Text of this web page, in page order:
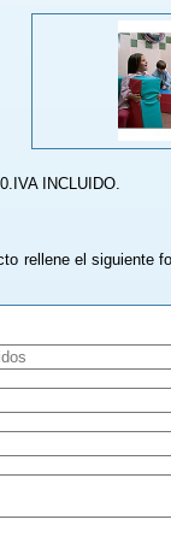
INCLUIDO.
rellene el siguiente